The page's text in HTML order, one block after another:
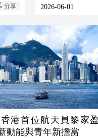
分享 2026-06-01
香港首位航天員黎家盈
動能與青年新擔當